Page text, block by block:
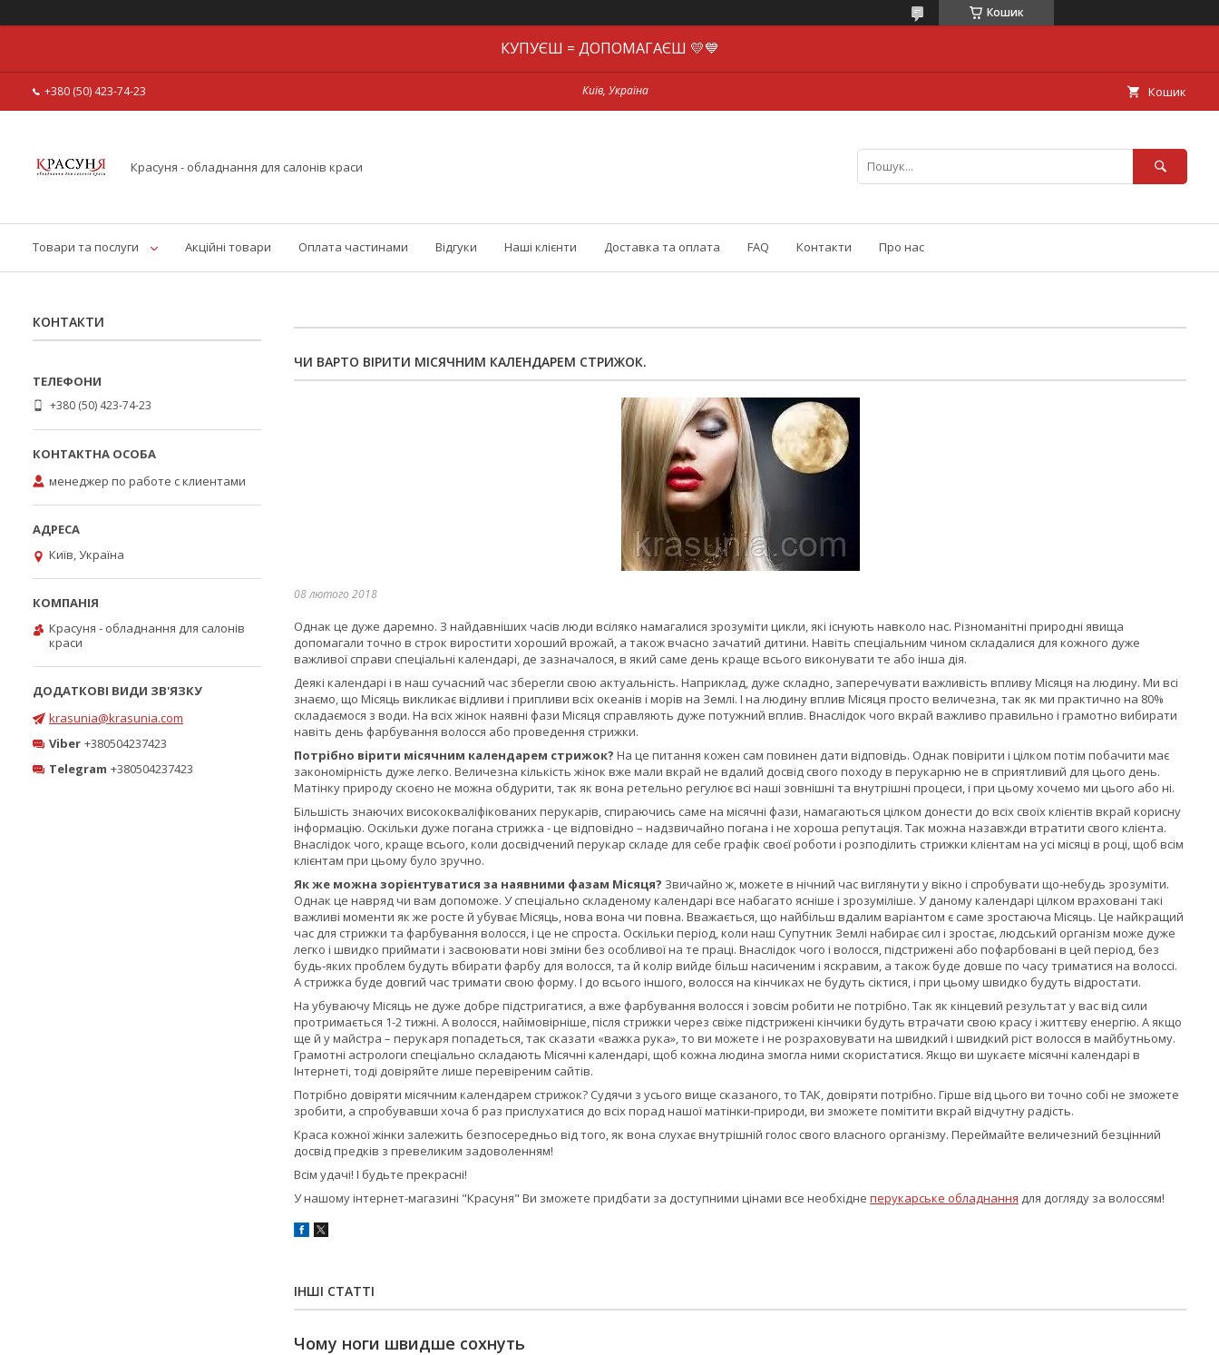
Кошик
КУПУЄШ = ДОПОМАГАЄШ 💛💙
+380 (50) 423-74-23 Київ, Україна Кошик
Красуня - обладнання для салонів краси
Товари та послуги Акційні товари Оплата частинами Відгуки Наші клієнти Доставка та оплата FAQ Контакти Про нас
ЧИ ВАРТО ВІРИТИ МІСЯЧНИМ КАЛЕНДАРЕМ СТРИЖОК.
08 лютого 2018
Однак це дуже даремно. З найдавніших часів люди всіляко намагалися зрозуміти цикли, які існують навколо нас. Різноманітні природні явища
допомагали точно в строк виростити хороший врожай, а також вчасно зачатий дитини. Навіть спеціальним чином складалися для кожного дуже
важливої справи спеціальні календарі, де зазначалося, в який саме день краще всього виконувати те або інша дія.
Деякі календарі і в наш сучасний час зберегли свою актуальність. Наприклад, дуже складно, заперечувати важливість впливу Місяця на людину. Ми всі
знаємо, що Місяць викликає відливи і припливи всіх океанів і морів на Землі. І на людину вплив Місяця просто величезна, так як ми практично на 80%
складаємося з води. На всіх жінок наявні фази Місяця справляють дуже потужний вплив. Внаслідок чого вкрай важливо правильно і грамотно вибирати
навіть день фарбування волосся або проведення стрижки.
Потрібно вірити місячним календарем стрижок? На це питання кожен сам повинен дати відповідь. Однак повірити і цілком потім побачити має
закономірність дуже легко. Величезна кількість жінок вже мали вкрай не вдалий досвід свого походу в перукарню не в сприятливий для цього день.
Матінку природу скоєно не можна обдурити, так як вона ретельно регулює всі наші зовнішні та внутрішні процеси, і при цьому хочемо ми цього або ні.
Більшість знаючих висококваліфікованих перукарів, спираючись саме на місячні фази, намагаються цілком донести до всіх своїх клієнтів вкрай корисну
інформацію. Оскільки дуже погана стрижка - це відповідно – надзвичайно погана і не хороша репутація. Так можна назавжди втратити свого клієнта.
Внаслідок чого, краще всього, коли досвідчений перукар складе для себе графік своєї роботи і розподілить стрижки клієнтам на усі місяці в році, щоб всім
клієнтам при цьому було зручно.
Як же можна зорієнтуватися за наявними фазам Місяця? Звичайно ж, можете в нічний час виглянути у вікно і спробувати що-небудь зрозуміти.
Однак це навряд чи вам допоможе. У спеціально складеному календарі все набагато ясніше і зрозуміліше. У даному календарі цілком враховані такі
важливі моменти як же росте й убуває Місяць, нова вона чи повна. Вважається, що найбільш вдалим варіантом є саме зростаюча Місяць. Це найкращий
час для стрижки та фарбування волосся, і це не спроста. Оскільки період, коли наш Супутник Землі набирає сил і зростає, людський організм може дуже
легко і швидко приймати і засвоювати нові зміни без особливої на те праці. Внаслідок чого і волосся, підстрижені або пофарбовані в цей період, без
будь-яких проблем будуть вбирати фарбу для волосся, та й колір вийде більш насиченим і яскравим, а також буде довше по часу триматися на волоссі.
А стрижка буде довгий час тримати свою форму. І до всього іншого, волосся на кінчиках не будуть сіктися, і при цьому швидко будуть відростати.
На убуваючу Місяць не дуже добре підстригатися, а вже фарбування волосся і зовсім робити не потрібно. Так як кінцевий результат у вас від сили
протримається 1-2 тижні. А волосся, найімовірніше, після стрижки через свіже підстрижені кінчики будуть втрачати свою красу і життєву енергію. А якщо
ще й у майстра – перукаря попадеться, так сказати «важка рука», то ви можете і не розраховувати на швидкий і швидкий ріст волосся в майбутньому.
Грамотні астрологи спеціально складають Місячні календарі, щоб кожна людина змогла ними скористатися. Якщо ви шукаєте місячні календарі в
Інтернеті, тоді довіряйте лише перевіреним сайтів.
Потрібно довіряти місячним календарем стрижок? Судячи з усього вище сказаного, то ТАК, довіряти потрібно. Гірше від цього ви точно собі не зможете
зробити, а спробувавши хоча б раз прислухатися до всіх порад нашої матінки-природи, ви зможете помітити вкрай відчутну радість.
Краса кожної жінки залежить безпосередньо від того, як вона слухає внутрішній голос свого власного організму. Переймайте величезний безцінний
досвід предків з превеликим задоволенням!
Всім удачі! І будьте прекрасні!
У нашому інтернет-магазині "Красуня" Ви зможете придбати за доступними цінами все необхідне перукарське обладнання для догляду за волоссям!
ІНШІ СТАТТІ
Чому ноги швидше сохнуть
КОНТАКТИ
+380 (50) 423-74-23
менеджер по работе с клиентами
Київ, Україна
Красуня - обладнання для салонів
краси
krasunia@krasunia.com
Viber +380504237423
Telegram +380504237423